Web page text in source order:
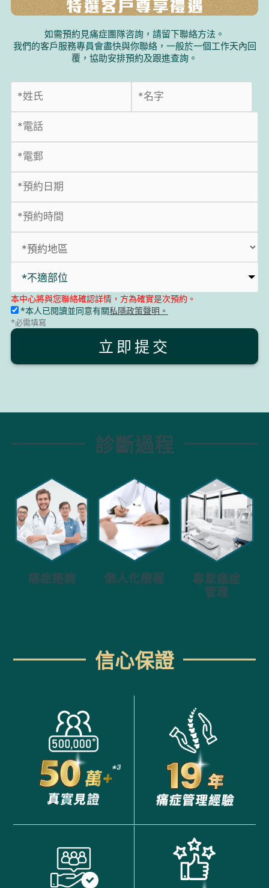
如需預約見痛症團隊咨詢，請留下聯絡方法。
我們的客戶服務專員會盡快與你聯絡，一般於一個工作天內回
覆，協助安排預約及跟進查詢。
*不適部位
本中心將與您聯絡確認詳情，方為確實是次預約。
*本人已閱讀並同意有關私隱政策聲明。
*必需填寫
立即提交
診斷過程
痛症諮詢 個人化療程
專業痛症
管理
信心保證